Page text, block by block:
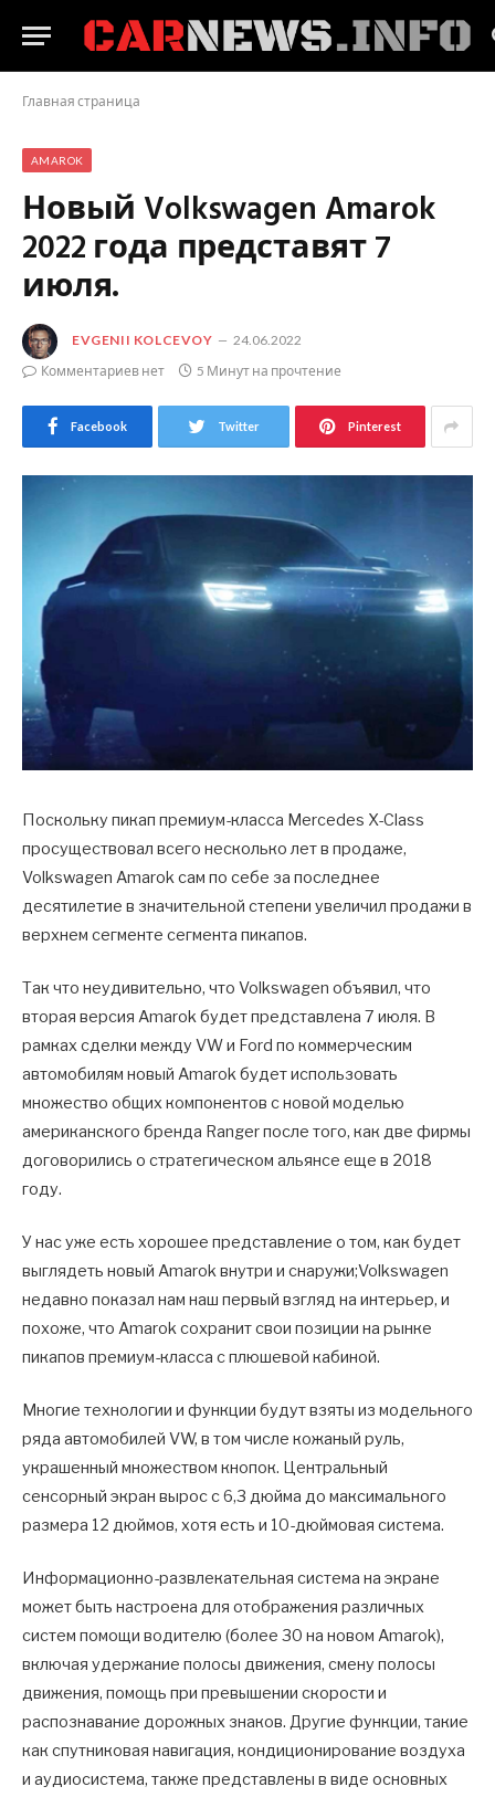
Главная страница
AMAROK
Новый Volkswagen Amarok
2022 года представят 7
июля.
EVGENII KOLCEVOY
24.06.2022
Комментариев нет
5 Минут на прочтение
Facebook Twitter Pinterest
Поскольку пикап премиум-класса Mercedes X-Class
просуществовал всего несколько лет в продаже,
Volkswagen Amarok сам по себе за последнее
десятилетие в значительной степени увеличил продажи в
верхнем сегменте сегмента пикапов.
Так что неудивительно, что Volkswagen объявил, что
вторая версия Amarok будет представлена ​​7 июля. В
рамках сделки между VW и Ford по коммерческим
автомобилям новый Amarok будет использовать
множество общих компонентов с новой моделью
американского бренда Ranger после того, как две фирмы
договорились о стратегическом альянсе еще в 2018
году.
У нас уже есть хорошее представление о том, как будет
выглядеть новый Amarok внутри и снаружи;Volkswagen
недавно показал нам наш первый взгляд на интерьер, и
похоже, что Amarok сохранит свои позиции на рынке
пикапов премиум-класса с плюшевой кабиной.
Многие технологии и функции будут взяты из модельного
ряда автомобилей VW, в том числе кожаный руль,
украшенный множеством кнопок. Центральный
сенсорный экран вырос с 6,3 дюйма до максимального
размера 12 дюймов, хотя есть и 10-дюймовая система.
Информационно-развлекательная система на экране
может быть настроена для отображения различных
систем помощи водителю (более 30 на новом Amarok),
включая удержание полосы движения, смену полосы
движения, помощь при превышении скорости и
распознавание дорожных знаков. Другие функции, такие
как спутниковая навигация, кондиционирование воздуха
и аудиосистема, также представлены в виде основных